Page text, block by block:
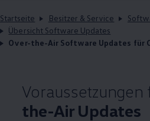
Startseite Besitzer & Service
Übersicht Software Updates
Over-the-Air Software Updates für
Voraussetzungen
the-Air Updates